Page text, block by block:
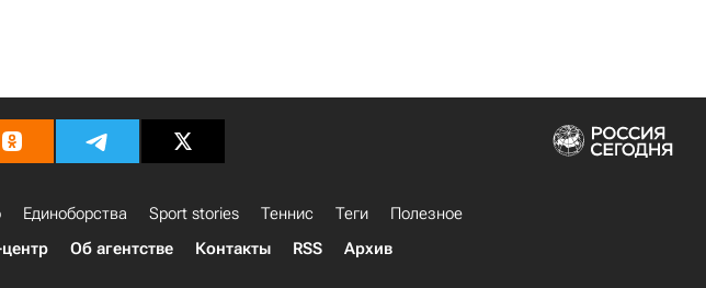
Единоборства Sport stories Теннис Теги
Полезное
Об агентстве Контакты RSS Архив